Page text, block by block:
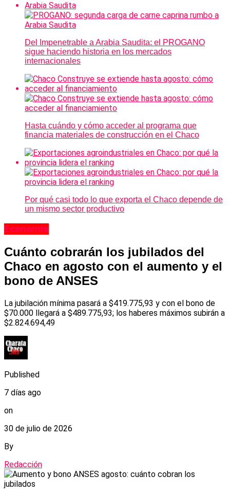
Del Impenetrable a Arabia Saudita: el PROGANO
sigue haciendo historia en los mercados
internacionales
Hasta cuándo y cómo acceder al programa que
financia materiales de construcción en el Chaco
Por qué casi todo lo que exporta el Chaco depende de
un mismo sector productivo
Economía
Cuánto cobrarán los jubilados del
Chaco en agosto con el aumento y el
bono de ANSES
La jubilación mínima pasará a $419.775,93 y con el bono de
$70.000 llegará a $489.775,93; los haberes máximos subirán a
$2.824.694,49
Published
7 días ago
on
30 de julio de 2026
By
Redacción